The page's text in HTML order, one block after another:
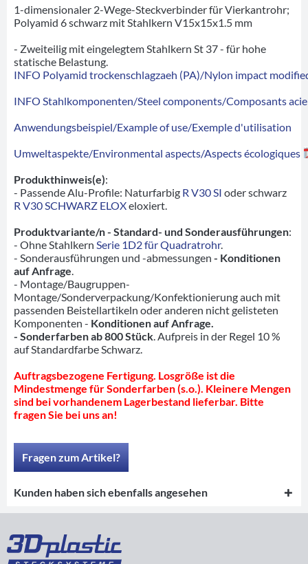
1-dimensionaler 2-Wege-Steckverbinder für Vierkantrohr;
Polyamid 6 schwarz mit Stahlkern V15x15x1.5 mm
- Zweiteilig mit eingelegtem Stahlkern St 37 - für hohe
statische Belastung.
INFO Polyamid trockenschlagzaeh (PA)/Nylon impact
INFO Stahlkomponenten/Steel components/Composants
Anwendungsbeispiel/Example of use/Exemple d'utilisation
Umweltaspekte/Environmental aspects/Aspects écologiques
Produkthinweis(e):
- Passende Alu-Profile: Naturfarbig R V30 SI oder schwarz
R V30 SCHWARZ ELOXeloxiert.
Produktvariante/n - Standard- und Sonderausführungen:
- Ohne Stahlkern Serie 1D2 für Quadratrohr.
- Sonderausführungen und -abmessungen - Konditionen
auf Anfrage
- Montage/Baugruppen-
Montage/Sonderverpackung/Konfektionierung auch mit
passenden Beistellartikeln oder anderen nicht gelisteten
Komponenten - Konditionen auf Anfrage.
- Sonderfarben ab 800 Stück . Aufpreis in der Regel 10 %
auf Standardfarbe Schwarz.
Auftragsbezogene Fertigung. Losgröße ist die
Mindestmenge für Sonderfarben (s.o.). Kleinere Mengen
sind bei vorhandenem Lagerbestand lieferbar. Bitte
fragen Sie bei uns an!
Fragen zum Artikel?
Kunden haben sich ebenfalls angesehen